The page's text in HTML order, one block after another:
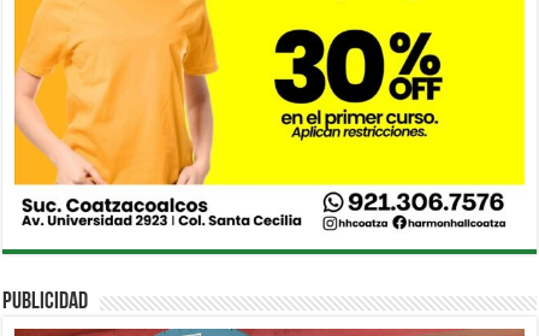
PUBLICIDAD